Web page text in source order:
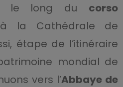
le long du corso
la Cathédrale de
étape de l’itinéraire
mondial de
vers l’Abbaye de